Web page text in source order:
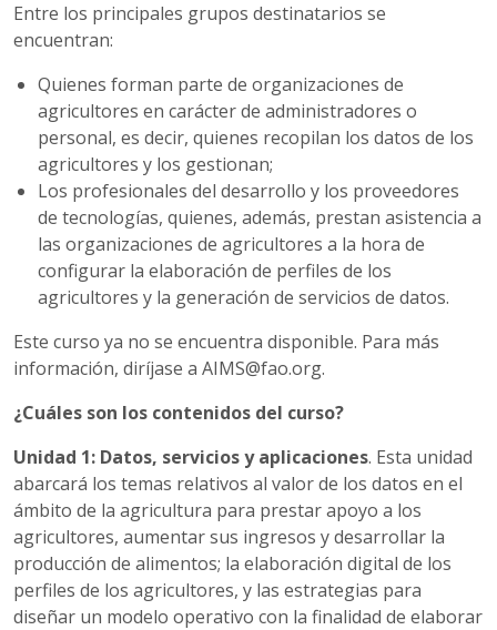
Entre los principales grupos destinatarios se
encuentran:
Quienes forman parte de organizaciones de
agricultores en carácter de administradores o
personal, es decir, quienes recopilan los datos de los
agricultores y los gestionan;
Los profesionales del desarrollo y los proveedores
de tecnologías, quienes, además, prestan asistencia a
las organizaciones de agricultores a la hora de
configurar la elaboración de perfiles de los
agricultores y la generación de servicios de datos.
Este curso ya no se encuentra disponible. Para más
información, diríjase a AIMS@fao.org.
¿Cuáles son los contenidos del curso?
Unidad 1: Datos, servicios y aplicaciones. Esta unidad
abarcará los temas relativos al valor de los datos en el
ámbito de la agricultura para prestar apoyo a los
agricultores, aumentar sus ingresos y desarrollar la
producción de alimentos; la elaboración digital de los
perfiles de los agricultores, y las estrategias para
diseñar un modelo operativo con la finalidad de elaborar